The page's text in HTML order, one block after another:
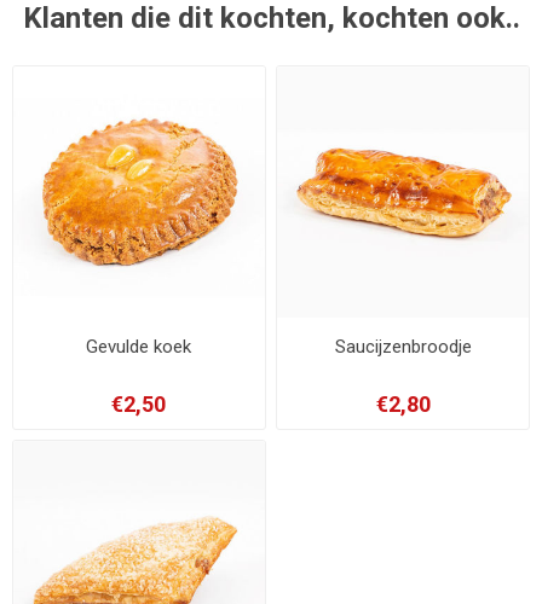
Klanten die dit kochten, kochten ook..
Gevulde koek
€2,50
Saucijzenbroodje
€2,80